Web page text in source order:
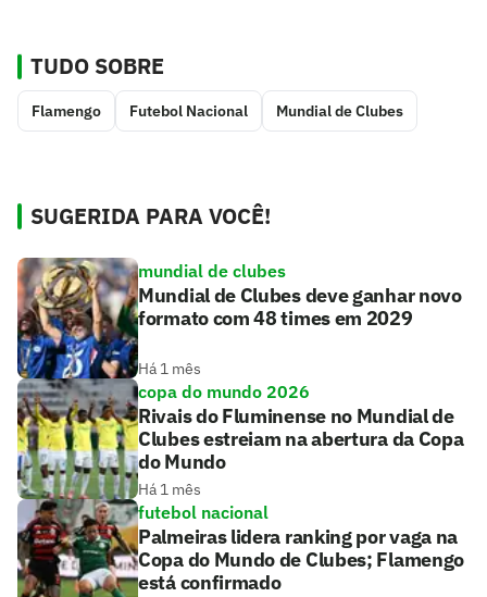
TUDO SOBRE
Flamengo Futebol Nacional Mundial de Clubes
SUGERIDA PARA VOCÊ!
mundial de clubes
Mundial de Clubes deve ganhar novo
formato com 48 times em 2029
Há 1 mês
copa do mundo 2026
Rivais do Fluminense no Mundial de
Clubes estreiam na abertura da Copa
do Mundo
Há 1 mês
futebol nacional
Palmeiras lidera ranking por vaga na
Copa do Mundo de Clubes; Flamengo
está confirmado